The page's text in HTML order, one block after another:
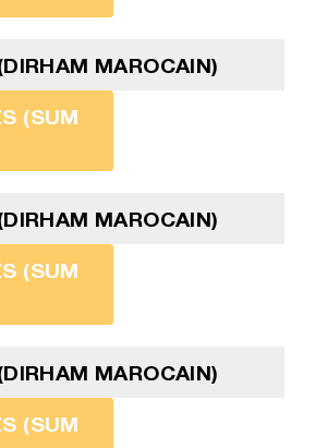
MAROCAIN)
(SUM
MAROCAIN)
(SUM
MAROCAIN)
(SUM